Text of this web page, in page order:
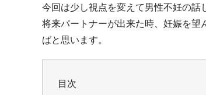
今回は少し視点を変えて男性不妊の話
将来パートナーが出来た時、妊娠を
ばと思います。
目次